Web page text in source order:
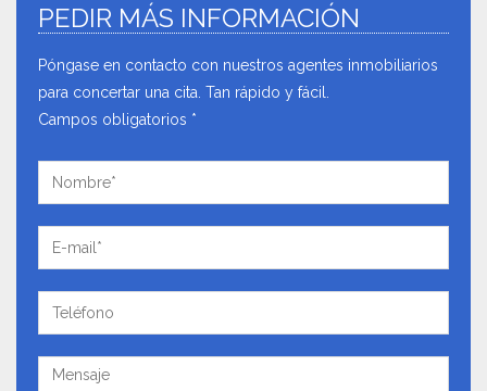
PEDIR MÁS INFORMACIÓN
Póngase en contacto con nuestros agentes inmobiliarios
para concertar una cita. Tan rápido y fácil.
Campos obligatorios *